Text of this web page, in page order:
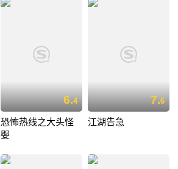
6.4
恐怖热线之大头怪
婴
7.6
江湖告急